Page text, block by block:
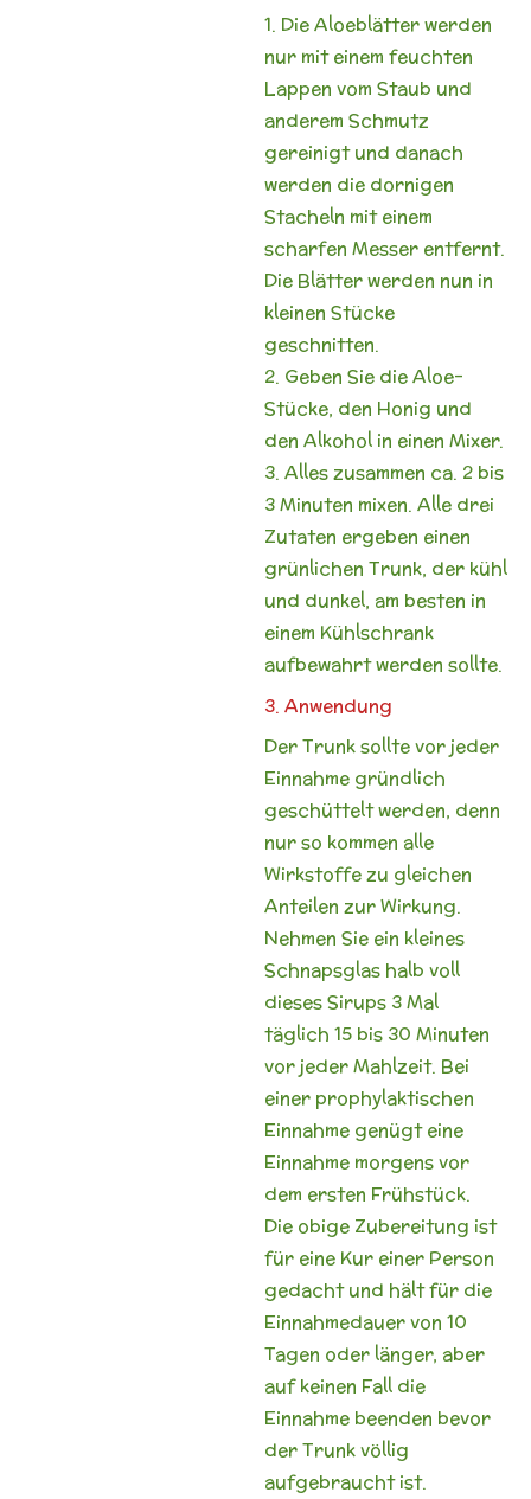
1. Die Aloeblätter werden
nur mit einem feuchten
Lappen vom Staub und
anderem Schmutz
gereinigt und danach
werden die dornigen
Stacheln mit einem
scharfen Messer entfernt.
Die Blätter werden nun in
kleinen Stücke
geschnitten.
2. Geben Sie die Aloe-
Stücke, den Honig und
den Alkohol in einen Mixer.
3. Alles zusammen ca. 2 bis
3 Minuten mixen. Alle drei
Zutaten ergeben einen
grünlichen Trunk, der kühl
und dunkel, am besten in
einem Kühlschrank
aufbewahrt werden sollte.
3. Anwendung
Der Trunk sollte vor jeder
Einnahme gründlich
geschüttelt werden, denn
nur so kommen alle
Wirkstoffe zu gleichen
Anteilen zur Wirkung.
Nehmen Sie ein kleines
Schnapsglas halb voll
dieses Sirups 3 Mal
täglich 15 bis 30 Minuten
vor jeder Mahlzeit. Bei
einer prophylaktischen
Einnahme genügt eine
Einnahme morgens vor
dem ersten Frühstück.
Die obige Zubereitung ist
für eine Kur einer Person
gedacht und hält für die
Einnahmedauer von 10
Tagen oder länger, aber
auf keinen Fall die
Einnahme beenden bevor
der Trunk völlig
aufgebraucht ist.